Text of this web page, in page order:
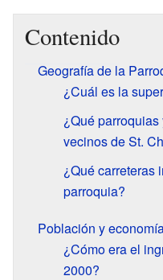
Contenido
Geografía de la
¿Cuál es la
¿Qué
vecinos de St.
¿Qué carreteras
parroquia?
Población y
¿Cómo era el
2000?